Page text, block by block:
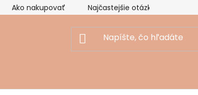
Ako nakupovať Najčastejšie otázky